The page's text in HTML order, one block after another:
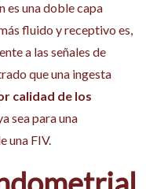
es una doble capa
fluido y receptivo es,
a las señales de
que una ingesta
calidad de los
sea para una
una FIV.